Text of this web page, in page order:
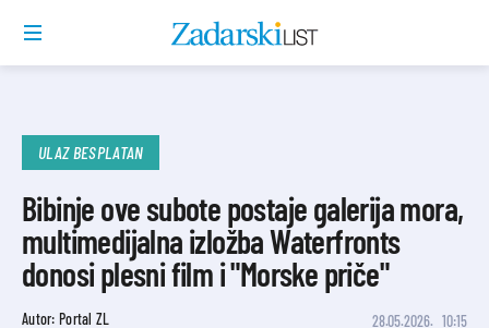
ULAZ BESPLATAN
Bibinje ove subote postaje galerija mora,
multimedijalna izložba Waterfronts
donosi plesni film i "Morske priče"
Autor: Portal ZL 28.05.2026. 10:15